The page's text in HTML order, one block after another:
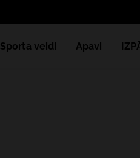
Sporta veidi Apavi